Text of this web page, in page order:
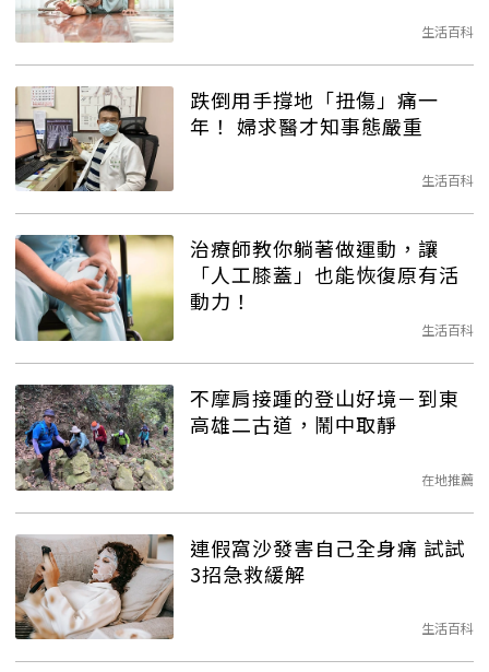
生活百科
跌倒用手撐地「扭傷」痛一
年！ 婦求醫才知事態嚴重
生活百科
治療師教你躺著做運動，讓
「人工膝蓋」也能恢復原有活
動力！
生活百科
不摩肩接踵的登山好境－到東
高雄二古道，鬧中取靜
在地推薦
連假窩沙發害自己全身痛 試試
3招急救緩解
生活百科